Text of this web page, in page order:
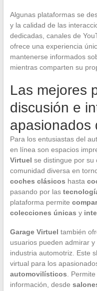
Algunas plataformas se
y la calidad de las
dedicadas, canales de
ofrece una experiencia
mantenerse informados
mientras comparten su
Las mejores
discusión e
apasionados
Para los entusiastas del
en línea son espacios
Virtuel se distingue por su
comunidad diversa en
coches clásicos hasta
pasando por las
plataforma permite
colecciones únicas y
Garage Virtuel también
usuarios pueden admirar
industria automotriz. Este
virtual para los
automovilísticos .
información, desde